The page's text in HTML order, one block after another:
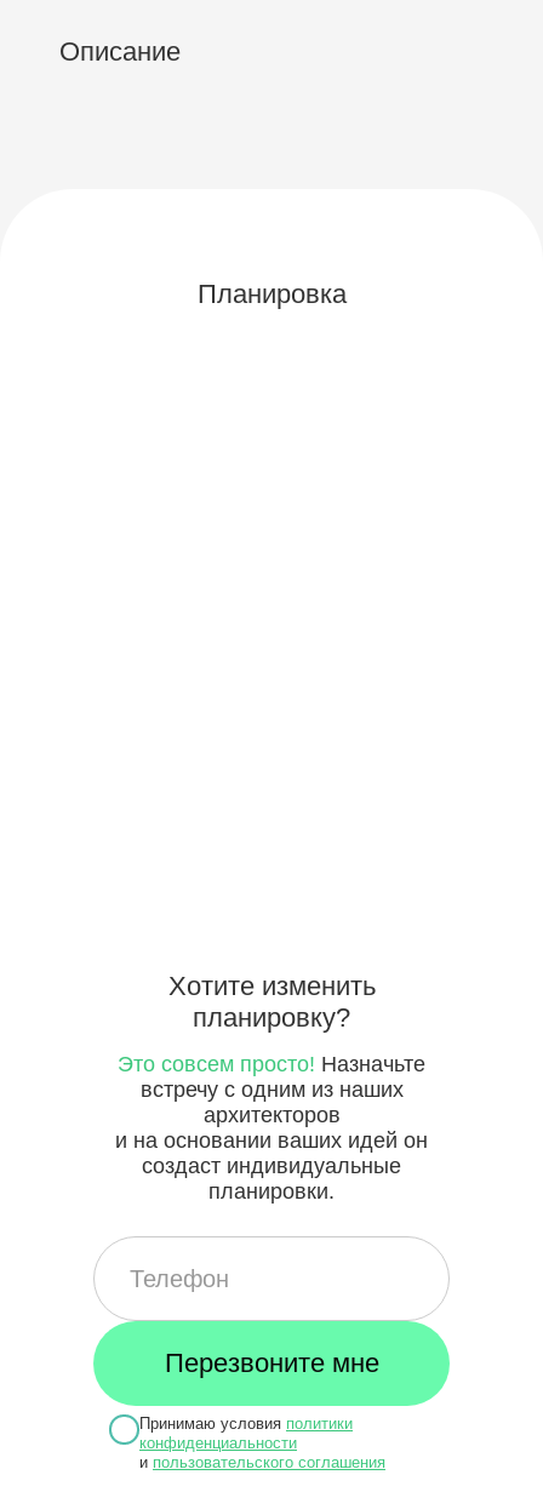
Описание
Планировка
Хотите изменить
планировку?
Это совсем просто! Назначьте
встречу с одним из наших
архитекторов
и на основании ваших идей он
создаст индивидуальные
планировки.
Принимаю условия политики
конфиденциальности
и пользовательского соглашения